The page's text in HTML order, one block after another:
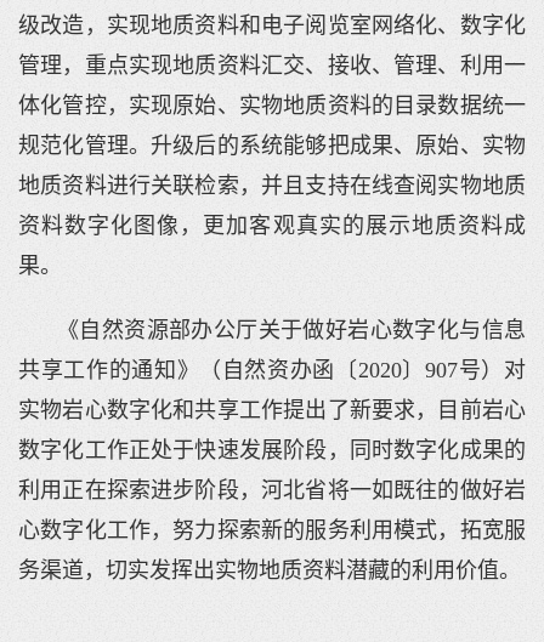
级改造，实现地质资料和电子阅览室网络化、数字化
管理，重点实现地质资料汇交、接收、管理、利用一
体化管控，实现原始、实物地质资料的目录数据统一
规范化管理。升级后的系统能够把成果、原始、实物
地质资料进行关联检索，并且支持在线查阅实物地质
资料数字化图像，更加客观真实的展示地质资料成
果。
《自然资源部办公厅关于做好岩心数字化与信息
共享工作的通知》（自然资办函〔2020〕907号）对
实物岩心数字化和共享工作提出了新要求，目前岩心
数字化工作正处于快速发展阶段，同时数字化成果的
利用正在探索进步阶段，河北省将一如既往的做好岩
心数字化工作，努力探索新的服务利用模式，拓宽服
务渠道，切实发挥出实物地质资料潜藏的利用价值。